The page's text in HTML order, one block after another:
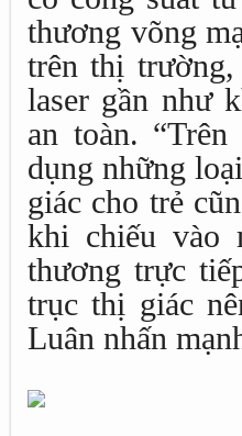
thương võng
trên thị
laser gần như
an toàn.
dụng những
giác cho trẻ
khi chiếu vào
thương trực
trục thị giác
Luân nhấn